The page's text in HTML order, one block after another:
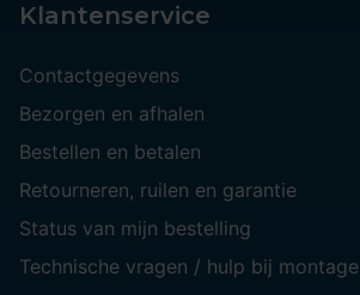
Klantenservice
Contactgegevens
Bezorgen en afhalen
Bestellen en betalen
Retourneren, ruilen en garantie
Status van mijn bestelling
Technische vragen / hulp bij montage